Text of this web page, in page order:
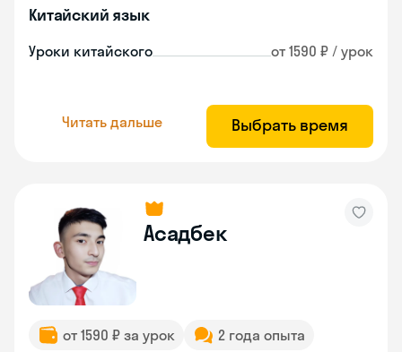
Китайский язык
Уроки китайского от 1590 ₽ / урок
Читать дальше Выбрать время
Асадбек
от 1590 ₽ за урок 2 года опыта